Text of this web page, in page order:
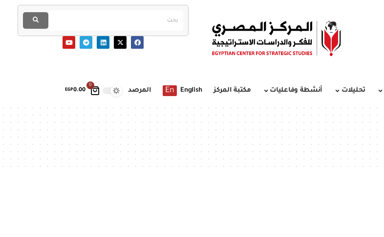
0
EGP0.00 تحليلات أنشطة وفاعليات مكتبة المركز English
En المرصد